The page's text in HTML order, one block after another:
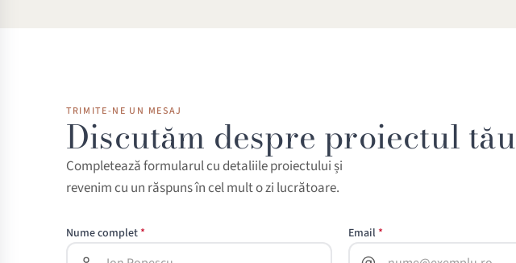
TRIMITE-NE UN MESAJ
Discutăm despre proiectul tău
Completează formularul cu detaliile proiectului și
revenim cu un răspuns în cel mult o zi lucrătoare.
Nume complet Email